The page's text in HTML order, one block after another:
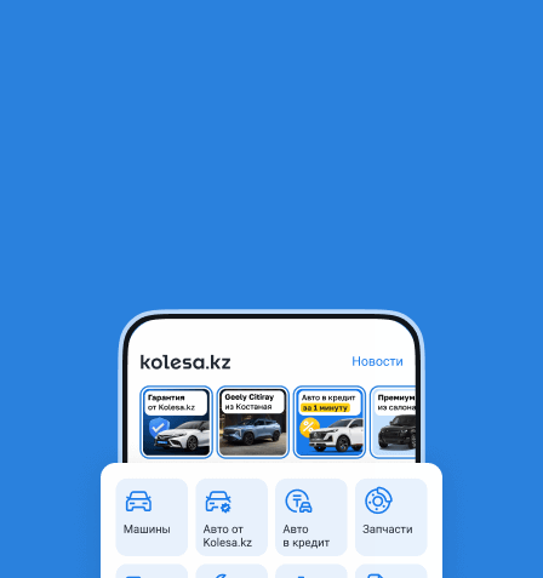
Суппорта на паджеро
Алматы, Алматинская
область